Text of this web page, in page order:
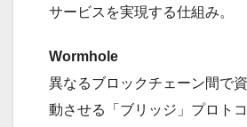
サービスを実現する仕組み。
Wormhole
異なるブロックチェーン間で
動させる「ブリッジ」プロト